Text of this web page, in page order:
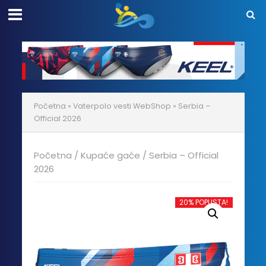
Početna » Vaterpolo vesti WebShop » Serbia –
Official 2026
Početna / Kupaće gaće / Serbia – Official
2026
20% POPUSTA!